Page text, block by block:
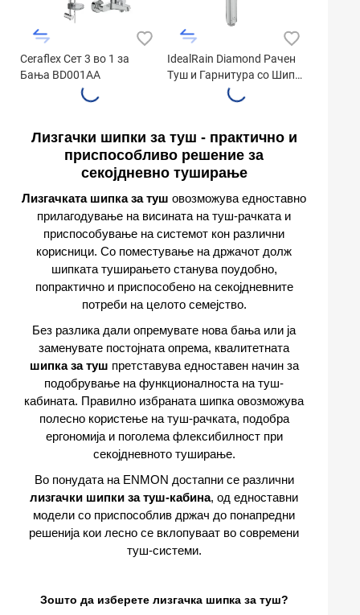
Ceraflex Сет 3 во 1 за
Бања BD001AA
IdealRain Diamond Рачен
Туш и Гарнитура со Шипка
Лизгачки шипки за туш - практично и
приспособливо решение за
секојдневно туширање
Лизгачката шипка за туш овозможува едноставно
прилагодување на висината на туш-рачката и
приспособување на системот кон различни
корисници. Со поместување на држачот долж
шипката туширањето станува поудобно,
попрактично и приспособено на секојдневните
потреби на целото семејство.
Без разлика дали опремувате нова бања или ја
заменувате постојната опрема, квалитетната
шипка за туш претставува едноставен начин за
подобрување на функционалноста на туш-
кабината. Правилно избраната шипка овозможува
полесно користење на туш-рачката, подобра
ергономија и поголема флексибилност при
секојдневното туширање.
Во понудата на ENMON достапни се различни
лизгачки шипки за туш-кабина, од едноставни
модели со приспособлив држач до понапредни
решенија кои лесно се вклопуваат во современи
туш-системи.
Зошто да изберете лизгачка шипка за туш?